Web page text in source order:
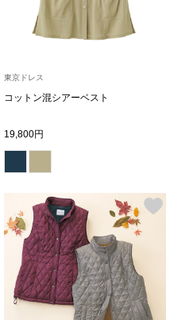
すべて見る
アンダーウェア
ハンドバッグ
ショルダーバ
ブリーフケース
東京ドレス
コットン混シアーベスト
19,800円